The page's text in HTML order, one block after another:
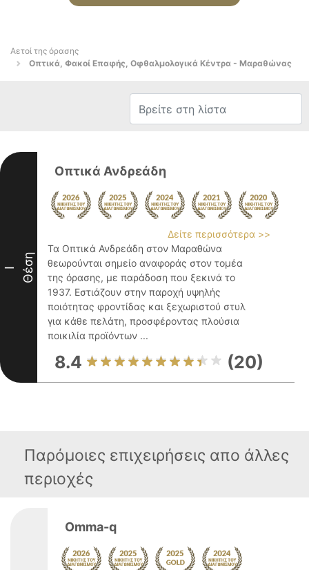
Αετοί της όρασης
Οπτικά, Φακοί Επαφής, Οφθαλμολογικά Κέντρα - Μαραθώνας
I Θέση
Οπτικά Ανδρεάδη
Δείτε περισσότερα >>
Τα Οπτικά Ανδρεάδη στον Μαραθώνα
θεωρούνται σημείο αναφοράς στον τομέα
της όρασης, με παράδοση που ξεκινά το
1937. Εστιάζουν στην παροχή υψηλής
ποιότητας φροντίδας και ξεχωριστού στυλ
για κάθε πελάτη, προσφέροντας πλούσια
ποικιλία προϊόντων ...
8.4 (20)
Παρόμοιες επιχειρήσεις απο άλλες
περιοχές
Omma-q